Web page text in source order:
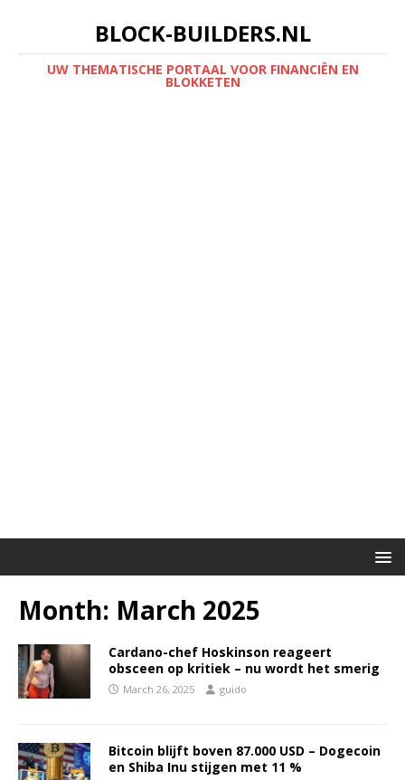
BLOCK-BUILDERS.NL
UW THEMATISCHE PORTAAL VOOR FINANCIËN EN
BLOKKETEN
Month: March 2025
Cardano-chef Hoskinson reageert
obsceen op kritiek – nu wordt het smerig
March 26, 2025 guido
Bitcoin blijft boven 87.000 USD – Dogecoin
en Shiba Inu stijgen met 11 %